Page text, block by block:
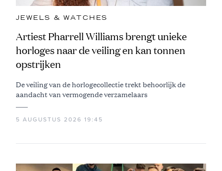
JEWELS & WATCHES
Artiest Pharrell Williams brengt unieke
horloges naar de veiling en kan tonnen
opstrijken
De veiling van de horlogecollectie trekt behoorlijk de
aandacht van vermogende verzamelaars
5 AUGUSTUS 2026 19:45